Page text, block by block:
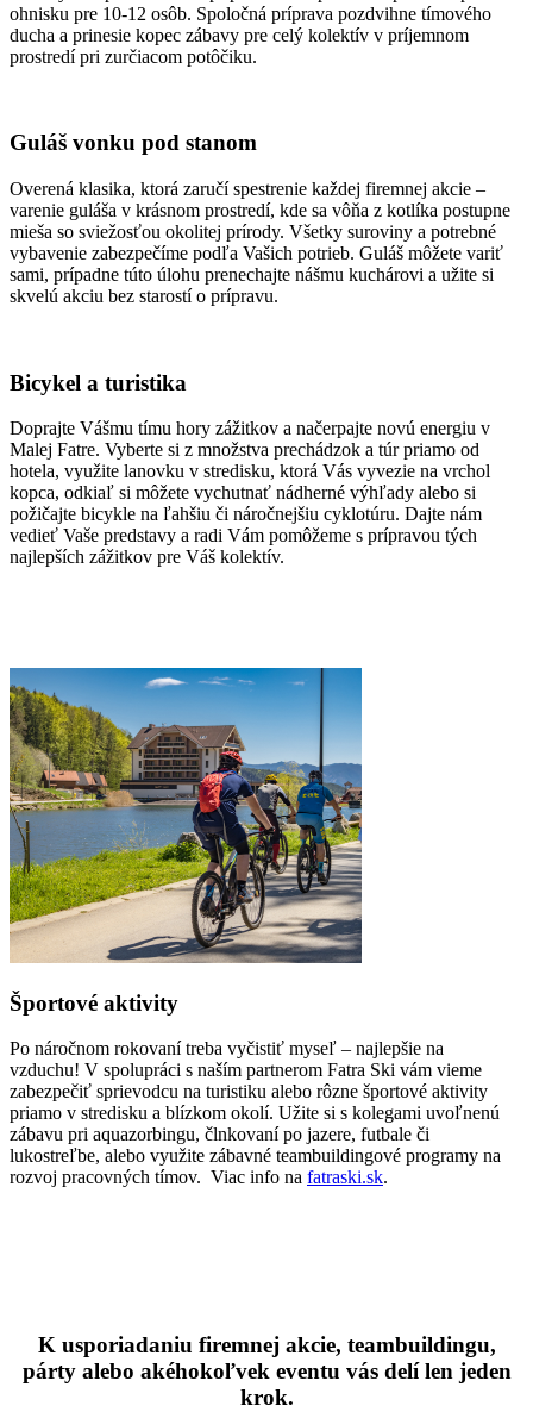
ohnisku pre 10-12 osôb. Spoločná príprava pozdvihne tímového
ducha a prinesie kopec zábavy pre celý kolektív v príjemnom
prostredí pri zurčiacom potôčiku.
Guláš vonku pod stanom
Overená klasika, ktorá zaručí spestrenie každej firemnej akcie –
varenie guláša v krásnom prostredí, kde sa vôňa z kotlíka postupne
mieša so sviežosťou okolitej prírody. Všetky suroviny a potrebné
vybavenie zabezpečíme podľa Vašich potrieb. Guláš môžete variť
sami, prípadne túto úlohu prenechajte nášmu kuchárovi a užite si
skvelú akciu bez starostí o prípravu.
Bicykel a turistika
Doprajte Vášmu tímu hory zážitkov a načerpajte novú energiu v
Malej Fatre. Vyberte si z množstva prechádzok a túr priamo od
hotela, využite lanovku v stredisku, ktorá Vás vyvezie na vrchol
kopca, odkiaľ si môžete vychutnať nádherné výhľady alebo si
požičajte bicykle na ľahšiu či náročnejšiu cyklotúru. Dajte nám
vedieť Vaše predstavy a radi Vám pomôžeme s prípravou tých
najlepších zážitkov pre Váš kolektív.
Športové aktivity
Po náročnom rokovaní treba vyčistiť myseľ – najlepšie na
vzduchu! V spolupráci s naším partnerom Fatra Ski vám vieme
zabezpečiť sprievodcu na turistiku alebo rôzne športové aktivity
priamo v stredisku a blízkom okolí. Užite si s kolegami uvoľnenú
zábavu pri aquazorbingu, člnkovaní po jazere, futbale či
lukostreľbe, alebo využite zábavné teambuildingové programy na
rozvoj pracovných tímov. Viac info na fatraski.sk.
K usporiadaniu firemnej akcie, teambuildingu,
párty alebo akéhokoľvek eventu vás delí len jeden
krok.